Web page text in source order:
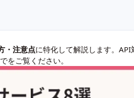
・注意点に特化して解説します。
をご覧ください。